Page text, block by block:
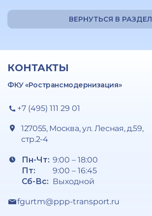
ВЕРНУТЬСЯ В РАЗДЕЛ
КОНТАКТЫ
ФКУ «Ространсмодернизация»
+7 (495) 111 29 01
127055, Москва, ул. Лесная, д.59,
стр.2-4
Пн-Чт:
Пт:
Сб-Вс:
9:00 – 18:00
9:00 – 16:45
Выходной
fgurtm@ppp-transport.ru